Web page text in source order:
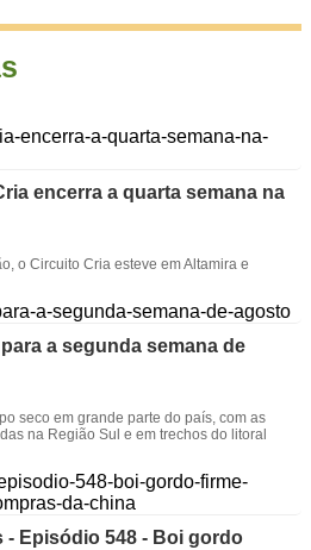
encerra a quarta semana na
o Circuito Cria esteve em Altamira e
a segunda semana de
seco em grande parte do país, com as
na Região Sul e em trechos do litoral
- Episódio 548 - Boi gordo